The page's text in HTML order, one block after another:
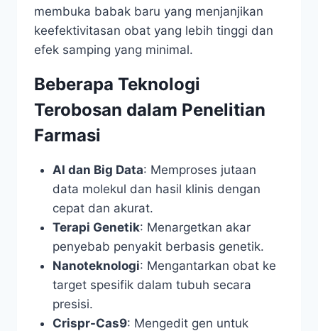
membuka babak baru yang menjanjikan
keefektivitasan obat yang lebih tinggi dan
efek samping yang minimal.
Beberapa Teknologi
Terobosan dalam Penelitian
Farmasi
AI dan Big Data: Memproses jutaan
data molekul dan hasil klinis dengan
cepat dan akurat.
Terapi Genetik: Menargetkan akar
penyebab penyakit berbasis genetik.
Nanoteknologi: Mengantarkan obat ke
target spesifik dalam tubuh secara
presisi.
Crispr-Cas9: Mengedit gen untuk